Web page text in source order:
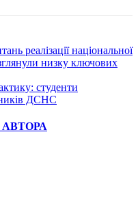
реалізації національної
низку ключових
студенти
ДСНС
АВТОРА